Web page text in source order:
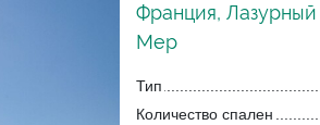
Франция,
Мер
Тип
Количество спален